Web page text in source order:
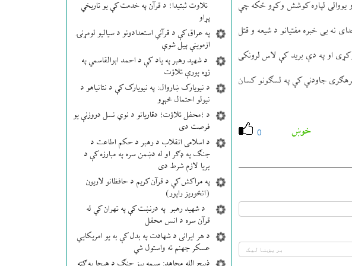
تلاوت ثبتیدا؛ د قرآن په خدمت کې یو تاریخي
پړاو
په عراق کې د قرآني استعدادونو د سیالیو لومړنۍ
ازموینې پیل شوې
د شهید رهبر په یاد کې د احمد ابوالقاسمي په
زړه پورې تلاؤت
د نیویارک ښاروال: په نیویارک کې د نتانیاهو د
نیولو احتمال څېړو
د ؛محفل تلاؤت؛ دقاریانو د نوي نسل دروزنې یو
فرصت دی
د اسلامی انقلاب د رهبر د حکم اطاعت د
جنګ په ډګر او له دښمن سره په مبارزه کې د
بریا لازم شرط دی
په مراکش کې د قرآن کریم د حافظانو لاریون
(انځوریز راپور)
د شهید رهبر په درنښت کې په تهران کې له
قرآن سره د انس محفل
د هر ایرانی د شهادت په بدل کې به یو امریکایي
عسکر جهنم ته واستول شي
يووالی لپاره كوشش وكړو ځكه چې
نه بی خبره مفتيانو د شيعه و قتل
او په دې بريد كې لاس لرونكی
جاودنې كې په لسګونو كسان
0 خوښ